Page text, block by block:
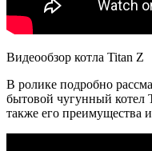
Видеообзор котла Titan Z
В ролике подробно
бытовой чугунный котел
также его преимущества